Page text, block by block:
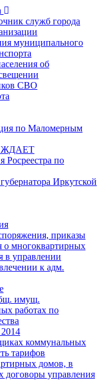
служб города
муниципального
об
СВО
по Маломерным
Росреестра по
Иркутской
приказы
многоквартирных
в управлении
к адм.
имущ.
работах по
коммунальных
тарифов
домов, в
договоры управления